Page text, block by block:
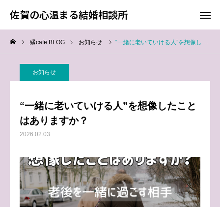
佐賀の心温まる結婚相談所
縁cafe BLOG お知らせ “一緒に老いていける人”を想像したことはありますか？
お知らせ
“一緒に老いていける人”を想像したこと
はありますか？
2026.02.03
佐賀の心温まる結婚相談所
料金
TOP
成婚までの流れ
会員様からの喜びの声